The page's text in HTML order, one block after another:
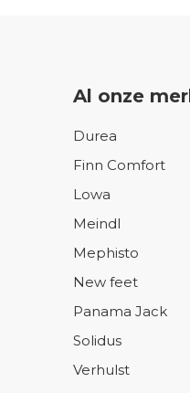
Al onze
Durea
Finn Comfort
Lowa
Meindl
Mephisto
New feet
Panama Jack
Solidus
Verhulst